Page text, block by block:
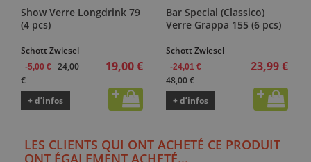
Show Verre Longdrink 79
(4 pcs)
Schott Zwiesel
-5,00 €
24,00
€
19,00 €
+ d’infos
Bar Special (Classico)
Verre Grappa 155 (6 pcs)
Schott Zwiesel
-24,01 €
48,00 €
23,99 €
+ d’infos
LES CLIENTS QUI ONT ACHETÉ CE PRODUIT
ONT ÉGALEMENT ACHETÉ...